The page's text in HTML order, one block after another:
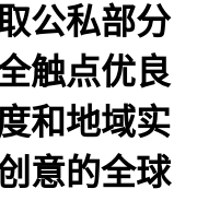
公私部分
触点优良
和地域实
意的全球